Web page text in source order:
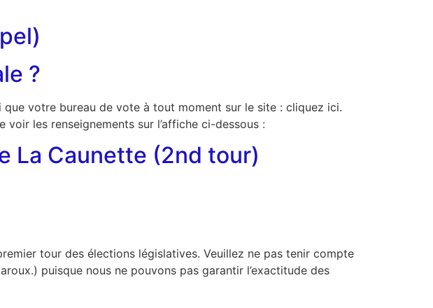
?
votre bureau de vote à tout moment sur le site : cliquez ici.
voir les renseignements sur l’affiche ci-dessous :
La Caunette (2nd tour)
tour des élections législatives. Veuillez ne pas tenir compte
puisque nous ne pouvons pas garantir l’exactitude des